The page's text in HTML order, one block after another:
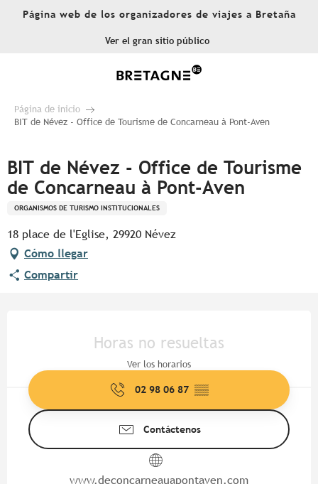
AllerPágina web de los organizadores de viajes a Bretaña
Ver el gran sitio público
Página de inicio
BIT de Névez - Office de Tourisme de Concarneau à Pont-Aven
BIT de Névez - Office de Tourisme
de Concarneau à Pont-Aven
ORGANISMOS DE TURISMO INSTITUCIONALES
18 place de l'Eglise, 29920 Névez
Cómo llegar
Compartir
Horas no resueltas
Ver los horarios
02 98 06 87 ▒▒
Contáctenos
www.deconcarneauapontaven.com